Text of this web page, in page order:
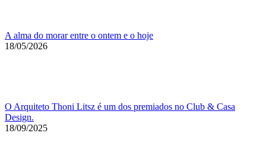
A alma do morar entre o ontem e o hoje
18/05/2026
O Arquiteto Thoni Litsz é um dos premiados no Club & Casa
Design.
18/09/2025